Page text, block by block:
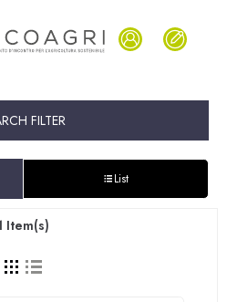
FILTER
List
Item(s)